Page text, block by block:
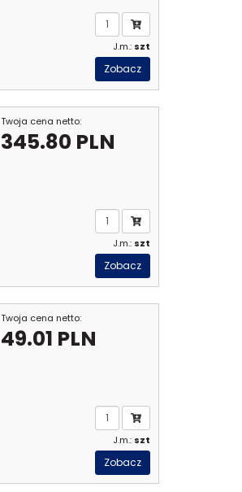
J.m.: szt
Zobacz
Twoja cena netto:
345.80 PLN
J.m.: szt
Zobacz
Twoja cena netto:
49.01 PLN
J.m.: szt
Zobacz